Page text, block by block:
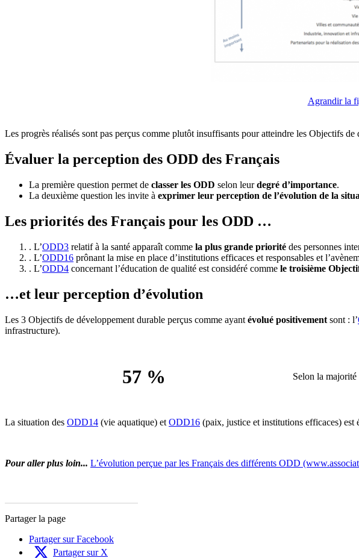
Agrandirla
Les progrès réalisés sont pas perçus comme plutôt insuffisants pour atteindre les Objectifs
Évaluer la perception des ODD des Français
La première question permet de classer les ODD selon leurdegré d’importance.
La deuxième question les invite à exprimer leur perception de l’évolution de la
Les priorités des Français pour les ODD …
. L’ODD3 relatif à la santé apparaît comme la plus grande priorité des personnes
. L’ODD16 prônant la mise en place d’institutions efficaces et responsables et
. L’ODD4 concernant l’éducation de qualité est considéré comme le troisième
…et leur perception d’évolution
Les 3 Objectifs de développement durable perçus comme ayant évolué positivement sont : l’
infrastructure).
57 % Selon la
La situation des ODD14 (vie aquatique) et ODD16 (paix, justice et institutions efficaces) est
Pour aller plus loin... L’évolution perçue par les Français des différents ODD
Partager la page
Partager sur Facebook
Partager sur X